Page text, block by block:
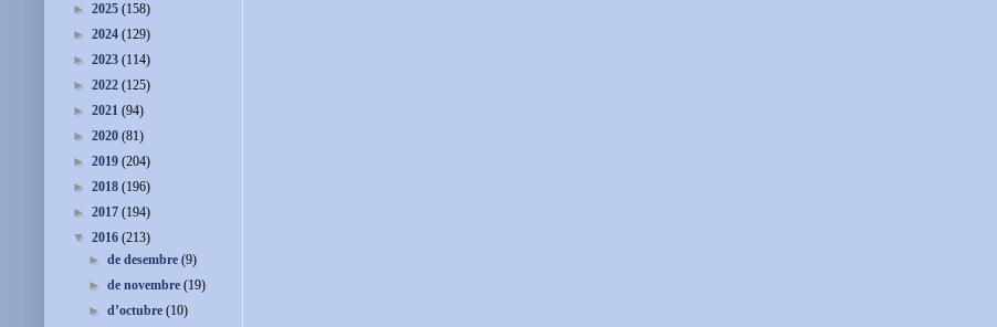
► 2025 (158)
► 2024 (129)
► 2023 (114)
► 2022 (125)
► 2021 (94)
► 2020 (81)
► 2019 (204)
► 2018 (196)
► 2017 (194)
▼ 2016 (213)
►de desembre(9)
►de novembre(19)
►d’octubre(10)